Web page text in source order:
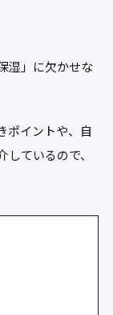
湿」に欠かせな
ポイントや、自
ているので、